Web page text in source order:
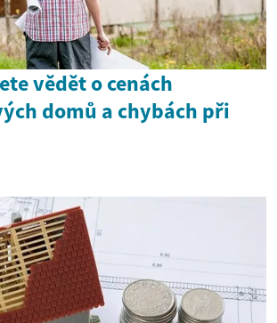
vědět o cenách
domů a chybách při